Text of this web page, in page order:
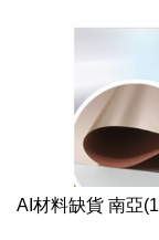
AI材料缺貨 南亞